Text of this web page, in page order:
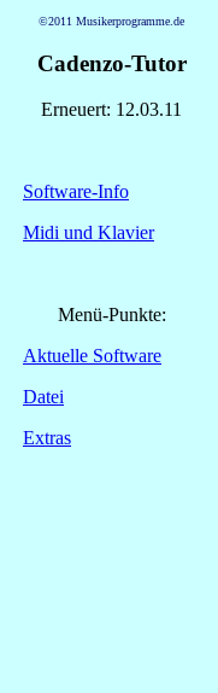
©2011 Musikerprogramme.de
Cadenzo-Tutor
Erneuert: 12.03.11
Software-Info
Midi und Klavier
Menü-Punkte:
Aktuelle Software
Datei
Extras